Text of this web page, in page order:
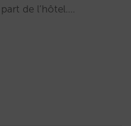
de l’hôtel.…